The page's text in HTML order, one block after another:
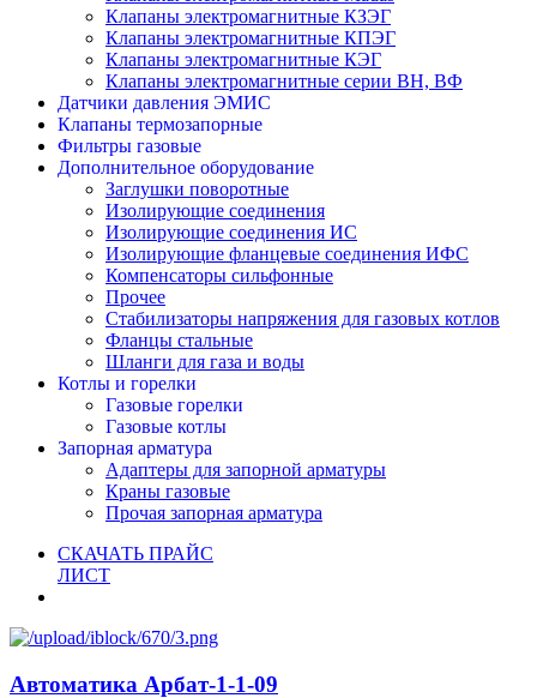
Клапаны электромагнитные КЗЭГ
Клапаны электромагнитные КПЭГ
Клапаны электромагнитные КЭГ
Клапаны электромагнитные серии ВН, ВФ
Датчики давления ЭМИС
Клапаны термозапорные
Фильтры газовые
Дополнительное оборудование
Заглушки поворотные
Изолирующие соединения
Изолирующие соединения ИС
Изолирующие фланцевые соединения ИФС
Компенсаторы сильфонные
Прочее
Стабилизаторы напряжения для газовых котлов
Фланцы стальные
Шланги для газа и воды
Котлы и горелки
Газовые горелки
Газовые котлы
Запорная арматура
Адаптеры для запорной арматуры
Краны газовые
Прочая запорная арматура
СКАЧАТЬ ПРАЙС
ЛИСТ
Автоматика Арбат-1-1-09